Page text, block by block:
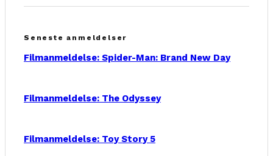
Seneste anmeldelser
Filmanmeldelse: Spider-Man: Brand New Day
Filmanmeldelse: The Odyssey
Filmanmeldelse: Toy Story 5